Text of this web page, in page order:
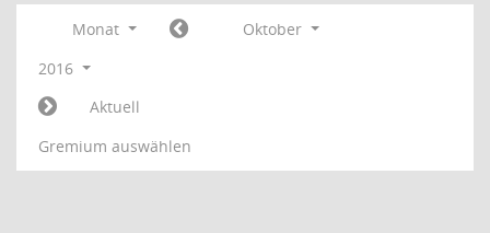
Monat
Oktober
2016
Aktuell
Gremium auswählen